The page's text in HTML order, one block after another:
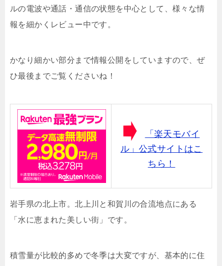
ルの電波や通話・通信の状態を中心として、様々な情
報を細かくレビュー中です。
かなり細かい部分まで情報公開をしていますので、ぜ
ひ最後までご覧くださいね！
「楽天モバイ
ル」公式サイトはこ
ちら！
岩手県の北上市。北上川と和賀川の合流地点にある
「水に恵まれた美しい街」です。
積雪量が比較的多めで冬季は大変ですが、基本的に住